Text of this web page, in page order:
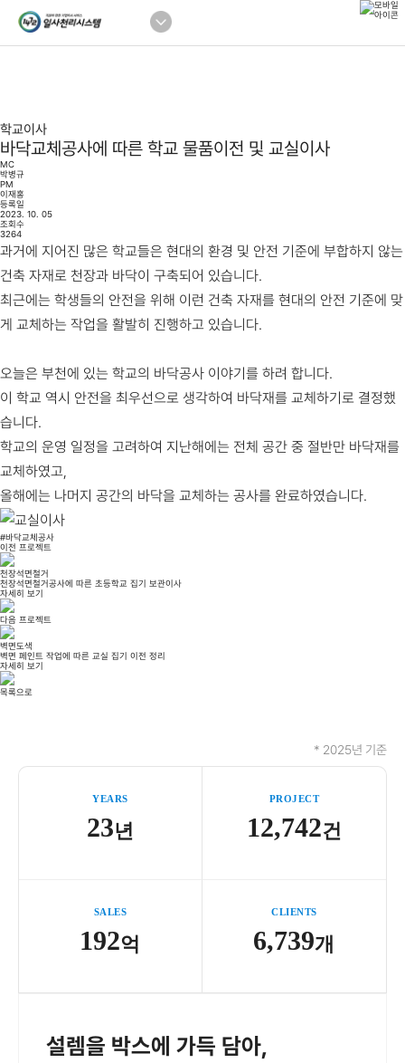
학교이사
바닥교체공사에 따른 학교 물품이전 및 교실이사
MC
박병규
PM
이재홍
등록일
2023. 10. 05
조회수
3264
과거에 지어진 많은 학교들은 현대의 환경 및 안전 기준에 부합하지 않는
건축 자재로 천장과 바닥이 구축되어 있습니다.
최근에는 학생들의 안전을 위해 이런 건축 자재를 현대의 안전 기준에 맞
게 교체하는 작업을 활발히 진행하고 있습니다.
오늘은 부천에 있는 학교의 바닥공사 이야기를 하려 합니다.
이 학교 역시 안전을 최우선으로 생각하여 바닥재를 교체하기로 결정했
습니다.
학교의 운영 일정을 고려하여 지난해에는 전체 공간 중 절반만 바닥재를
교체하였고,
올해에는 나머지 공간의 바닥을 교체하는 공사를 완료하였습니다.
#바닥교체공사
이전 프로젝트
천장석면철거
천장석면철거공사에 따른 초등학교 집기 보관이사
자세히 보기
다음 프로젝트
벽면도색
벽면 페인트 작업에 따른 교실 집기 이전 정리
자세히 보기
목록으로
* 2025년 기준
YEARS
23년
PROJECT
12,742건
SALES
192억
CLIENTS
6,739개
설렘을 박스에 가득 담아,